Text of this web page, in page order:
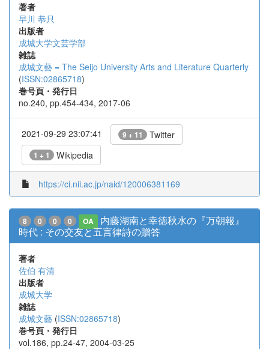
著者
早川 恭只
出版者
成城大学文芸学部
雑誌
成城文藝 = The Seijo University Arts and Literature Quarterly
(ISSN:02865718)
巻号頁・発行日
no.240, pp.454-434, 2017-06
2021-09-29 23:07:41 9 + 11 Twitter
1 + 1 Wikipedia
https://ci.nii.ac.jp/naid/120006381169
8 0 0 0 OA
内藤湖南と幸徳秋水の『万朝報』
時代 : その交友と五言律詩の贈答
著者
佐伯 有清
出版者
成城大学
雑誌
成城文藝 (ISSN:02865718)
巻号頁・発行日
vol.186, pp.24-47, 2004-03-25